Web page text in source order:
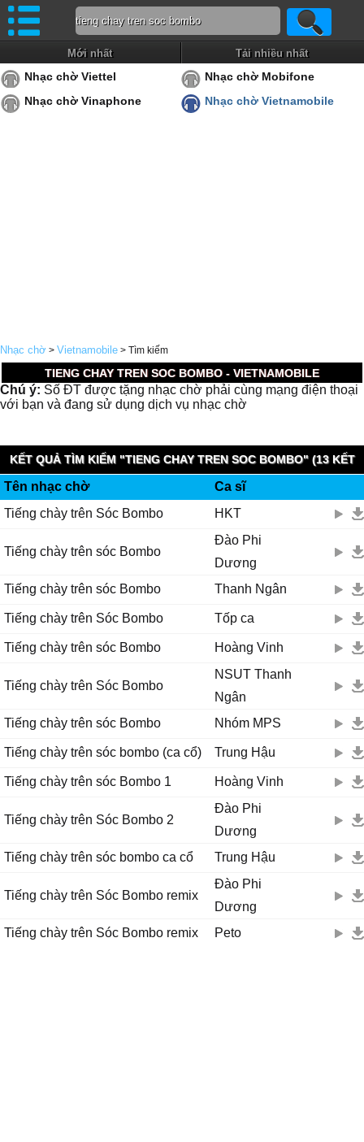
Mới nhất Tải nhiều nhất
Nhạc chờ Viettel
Nhạc chờ Mobifone
Nhạc chờ Vinaphone
Nhạc chờ Vietnamobile
Nhạc chờ > Vietnamobile > Tìm kiếm
TIENG CHAY TREN SOC BOMBO - VIETNAMOBILE
Chú ý: Số ĐT được tặng nhạc chờ phải cùng mạng điện thoại
với bạn và đang sử dụng dịch vụ nhạc chờ
KẾT QUẢ TÌM KIẾM "TIENG CHAY TREN SOC BOMBO" (13 KẾT
QUẢ - 0.014 GIÂY)
Tên nhạc chờ
Ca sĩ
Tiếng chày trên Sóc Bombo
HKT
Tiếng chày trên sóc Bombo
Đào Phi
Dương
Tiếng chày trên sóc Bombo
Thanh Ngân
Tiếng chày trên Sóc Bombo Tốp ca
Tiếng chày trên sóc Bombo Hoàng Vinh
Tiếng chày trên Sóc Bombo
NSUT Thanh
Ngân
Tiếng chày trên sóc Bombo
Nhóm MPS
Tiếng chày trên sóc bombo (ca cổ) Trung Hậu
Tiếng chày trên sóc Bombo 1 Hoàng Vinh
Tiếng chày trên Sóc Bombo 2
Đào Phi
Dương
Tiếng chày trên sóc bombo ca cổ
Trung Hậu
Tiếng chày trên Sóc Bombo remix
Đào Phi
Dương
Tiếng chày trên Sóc Bombo remix
Peto